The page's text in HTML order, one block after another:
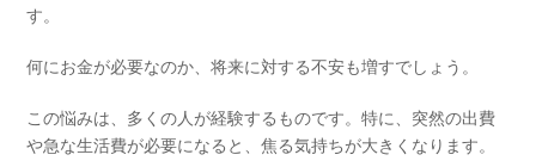
す。
何にお金が必要なのか、将来に対する不安も増すでしょう。
この悩みは、多くの人が経験するものです。特に、突然の出費
や急な生活費が必要になると、焦る気持ちが大きくなります。